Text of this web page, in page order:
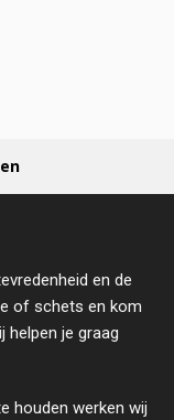
en de
of schets en kom
helpen je graag
houden werken wij